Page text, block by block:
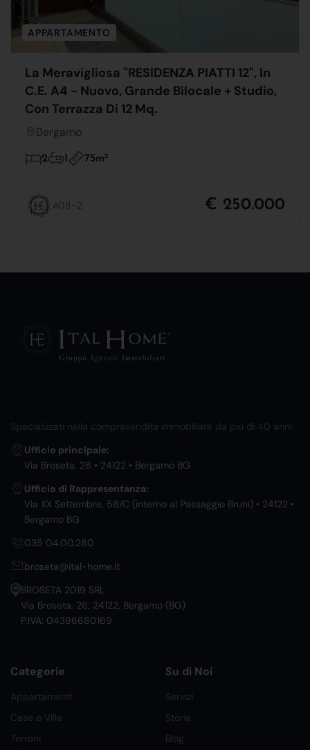
APPARTAMENTO
La Meravigliosa "RESIDENZA PIATTI 12", In
C.E. A4 - Nuovo, Grande Bilocale + Studio,
Con Terrazza Di 12 Mq.
Bergamo
2 1 75m2
A08-2' € 250.000
Specializzati nella compravendita immobiliare da più di 40 anni.
Ufficio principale:
Via Broseta, 26 • 24122 • Bergamo BG
Ufficio di Rappresentanza:
Via XX Settembre, 58/C (interno al Passaggio Bruni) • 24122 •
Bergamo BG
035 04.00.280
broseta@ital-home.it
BROSETA 2019 SRL
Via Broseta, 26, 24122, Bergamo (BG)
P.IVA: 04396680169
Categorie
Appartamenti
Case e Ville
Terreni
Su di Noi
Servizi
Storia
Blog